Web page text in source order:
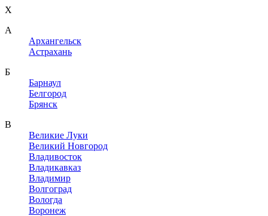
X
A
Архангельск
Астрахань
Б
Барнаул
Белгород
Брянск
В
Великие Луки
Великий Новгород
Владивосток
Владикавказ
Владимир
Волгоград
Вологда
Воронеж